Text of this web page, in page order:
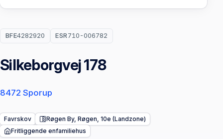
BFE4282920 ESR710-006782
Silkeborgvej 178
8472 Sporup
Favrskov
Røgen By, Røgen, 10e (Landzone)
Fritliggende enfamiliehus